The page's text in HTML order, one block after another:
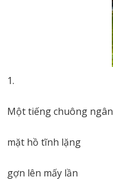
Một tiếng chuông ngân
mặt hồ tĩnh lặng
gợn lên mấy lần